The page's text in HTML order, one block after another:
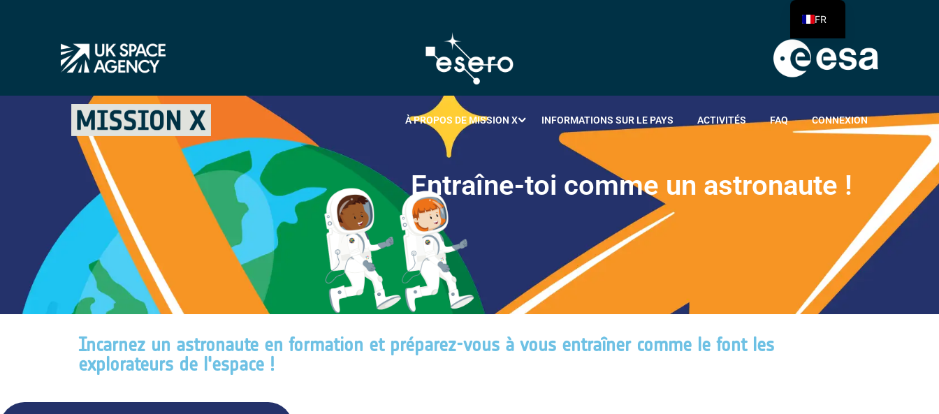
À PROPOS DE MISSION X INFORMATIONS SUR LE PAYS ACTIVITÉS FAQ CONNEXION
Entraîne-toi comme un astronaute !
Incarnez un astronaute en formation et préparez-vous à vous entraîner comme le font les
explorateurs de l'espace !
FR